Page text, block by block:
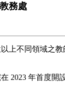
務處
以上不同領域之
2023 年首度開